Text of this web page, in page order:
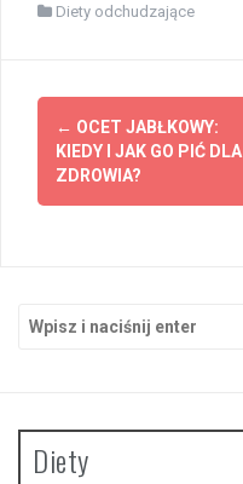
Diety odchudzające
Zobacz
wpisy
← OCET JABŁKOWY:
KIEDY I JAK GO PIĆ DLA
ZDROWIA?
Szukaj:
Diety